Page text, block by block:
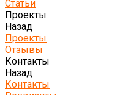
Статьи
Проекты
Назад
Проекты
Отзывы
Контакты
Назад
Контакты